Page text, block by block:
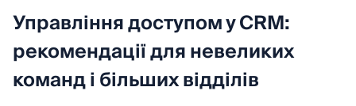
Управління доступом у CRM:
рекомендації для невеликих
команд і більших відділів